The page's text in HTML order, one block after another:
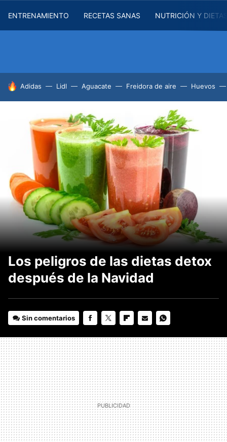
ENTRENAMIENTO RECETAS SANAS NUTRICIÓN Y
HOY SE HABLA DE
Adidas Lidl Aguacate Freidora de aire Huevos
Los peligros de las dietas detox
después de la Navidad
Sin comentarios
MAIL